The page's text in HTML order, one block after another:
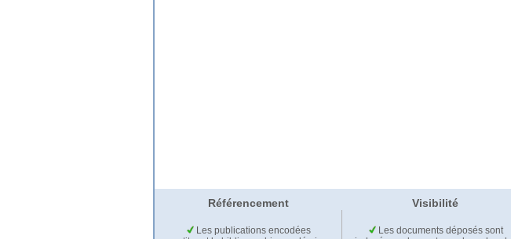
Référencement Visibilité
Les publications encodées
Les documents déposés sont